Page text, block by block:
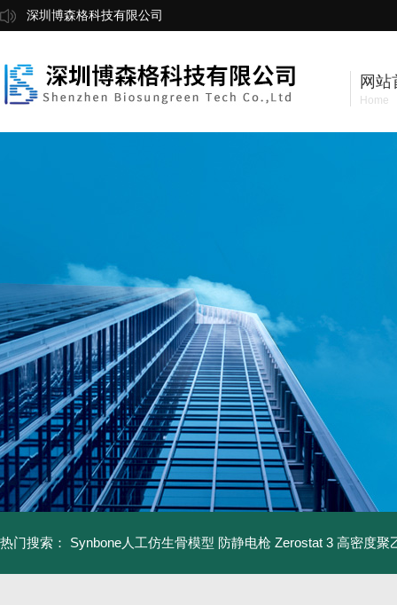
深圳博森格科技有限公司
网站
Home
热门搜索： Synbone人工仿生骨模型 防静电枪 Zerostat 3 高密度聚